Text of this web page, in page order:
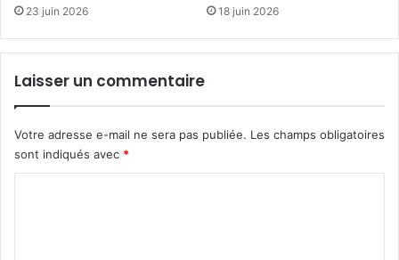
23 juin 2026 18 juin 2026
Laisser un commentaire
Votre adresse e-mail ne sera pas publiée. Les champs obligatoires
sont indiqués avec *